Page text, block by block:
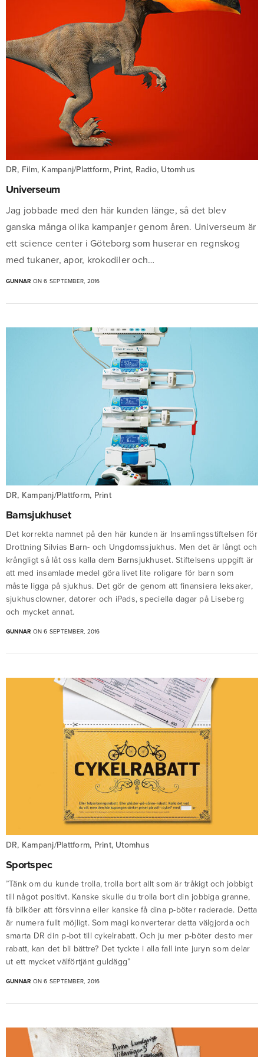
DR, Film, Kampanj/Plattform, Print, Radio, Utomhus
Universeum
Jag jobbade med den här kunden länge, så det blev
ganska många olika kampanjer genom åren. Universeum är
ett science center i Göteborg som huserar en regnskog
med tukaner, apor, krokodiler och…
GUNNAR ON 6 SEPTEMBER, 2016
DR, Kampanj/Plattform, Print
Barnsjukhuset
Det korrekta namnet på den här kunden är Insamlingsstiftelsen för
Drottning Silvias Barn- och Ungdomssjukhus. Men det är långt och
krångligt så låt oss kalla dem Barnsjukhuset. Stiftelsens uppgift är
att med insamlade medel göra livet lite roligare för barn som
måste ligga på sjukhus. Det gör de genom att finansiera leksaker,
sjukhusclowner, datorer och iPads, speciella dagar på Liseberg
och mycket annat.
GUNNAR ON 6 SEPTEMBER, 2016
DR, Kampanj/Plattform, Print, Utomhus
Sportspec
”Tänk om du kunde trolla, trolla bort allt som är tråkigt och jobbigt
till något positivt. Kanske skulle du trolla bort din jobbiga granne,
få bilköer att försvinna eller kanske få dina p-böter raderade. Detta
är numera fullt möjligt. Som magi konverterar detta välgjorda och
smarta DR din p-bot till cykelrabatt. Och ju mer p-böter desto mer
rabatt, kan det bli bättre? Det tyckte i alla fall inte juryn som delar
ut ett mycket välförtjänt guldägg”
GUNNAR ON 6 SEPTEMBER, 2016